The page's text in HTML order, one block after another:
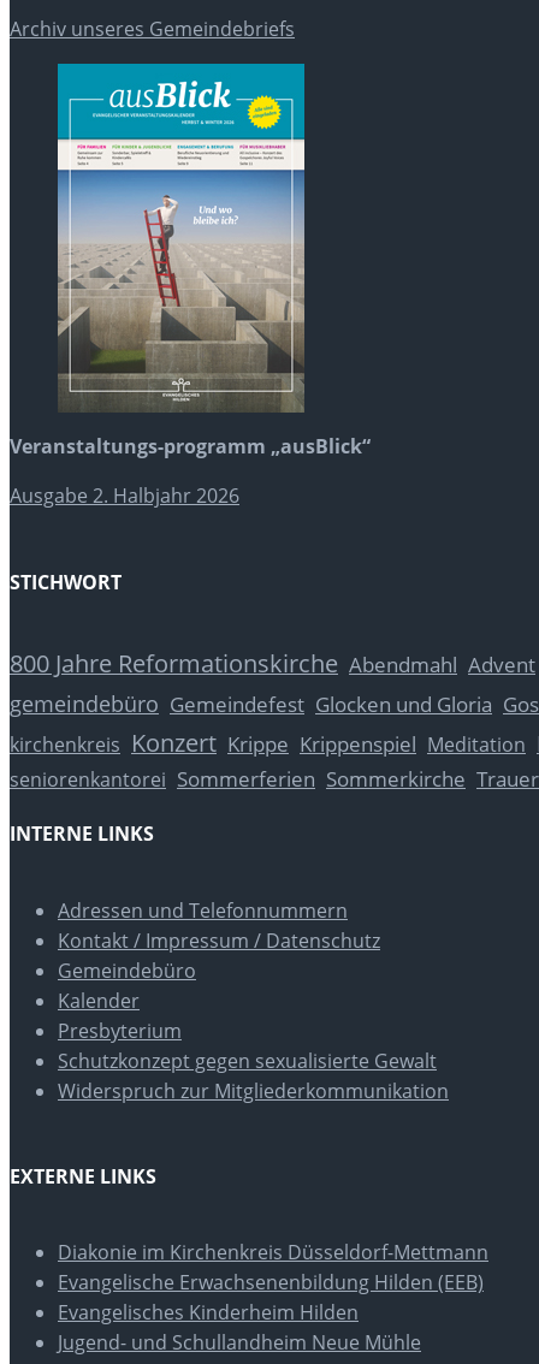
Archiv unseres Gemeindebriefs
Veranstaltungs-programm „ausBlick“
Ausgabe 2. Halbjahr 2026
STICHWORT
800 Jahre Reformationskirche Abendmahl Advent
gemeindebüro Gemeindefest Glocken und Gloria
kirchenkreis Konzert Krippe Krippenspiel Meditation
seniorenkantorei Sommerferien Sommerkirche Trauer
INTERNE LINKS
Adressen und Telefonnummern
Kontakt / Impressum / Datenschutz
Gemeindebüro
Kalender
Presbyterium
Schutzkonzept gegen sexualisierte Gewalt
Widerspruch zur Mitgliederkommunikation
EXTERNE LINKS
Diakonie im Kirchenkreis Düsseldorf-Mettmann
Evangelische Erwachsenenbildung Hilden (EEB)
Evangelisches Kinderheim Hilden
Jugend- und Schullandheim Neue Mühle